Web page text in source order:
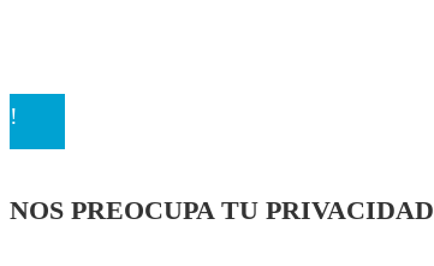
NOS PREOCUPA TU PRIVACIDAD